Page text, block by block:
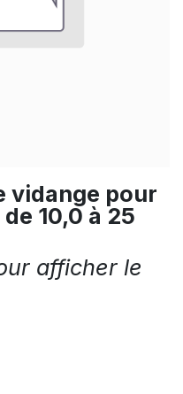
vidange pour
10,0 à 25
afficher le